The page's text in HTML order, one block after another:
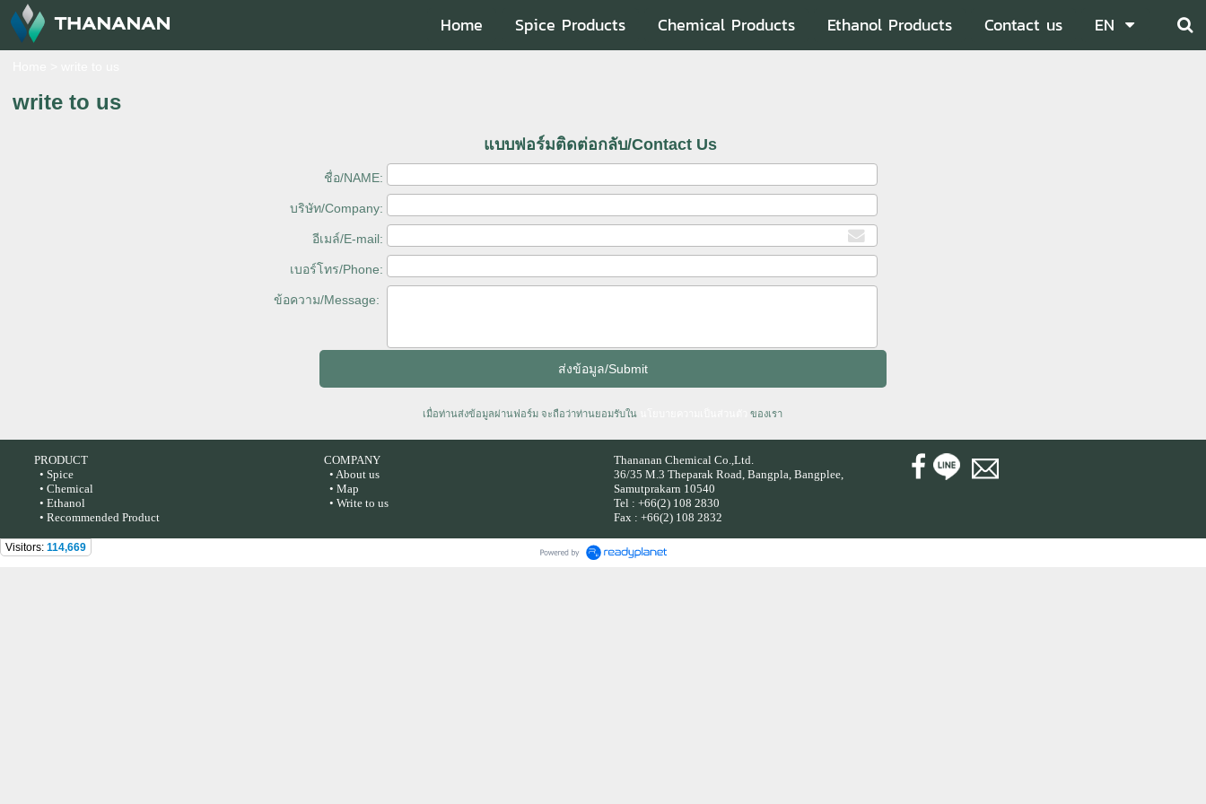
Home Spice Products Chemical Products Ethanol Products Contact us EN
write to us
แบบฟอร์มติดต่อกลับ/Contact Us
ชื่อ/NAME:
บริษัท/Company:
อีเมล์/E-mail:
เบอร์โทร/Phone:
ข้อความ/Message:
เมื่อท่านส่งข้อมูลผ่านฟอร์ม จะถือว่าท่านยอมรับใน ของเรา
PRODUCT
• Spice
• Chemical
• Ethanol
• Recommended Product
COMPANY
• About us
• Map
• Write to us
Thananan Chemical Co.,Ltd.
36/35 M.3 Theparak Road, Bangpla, Bangplee,
Samutprakarn 10540
Tel : +66(2) 108 2830
Fax : +66(2) 108 2832
Visitors: 114,669